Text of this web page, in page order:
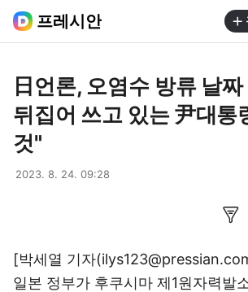
프레시안
日언론, 오염수 방류 날
뒤집어 쓰고 있는 尹대통
것"
2023. 8. 24. 09:28
[박세열 기자
일본 정부가 후쿠시마 제1원자력발